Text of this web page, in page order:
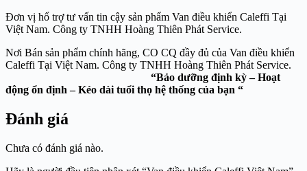
Đơn vị hổ trợ tư vấn tin cậy sản phẩm Van điều khiển Caleffi Tại
Việt Nam. Công ty TNHH Hoàng Thiên Phát Service.
Nơi Bán sản phẩm chính hãng, CO CQ đầy đủ của Van điều khiển
Caleffi Tại Việt Nam. Công ty TNHH Hoàng Thiên Phát Service.
“Bảo dưỡng định kỳ – Hoạt
động ổn định – Kéo dài tuổi thọ hệ thống của bạn “
Đánh giá
Chưa có đánh giá nào.